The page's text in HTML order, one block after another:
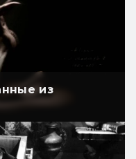
из